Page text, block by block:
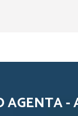
AGENTA -